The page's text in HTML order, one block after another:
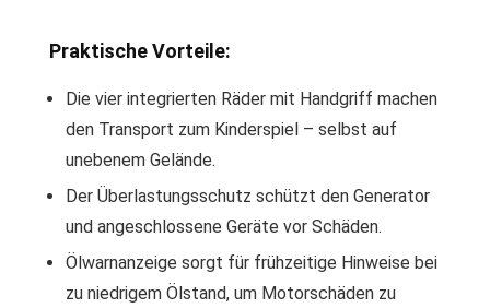
Praktische Vorteile:
Die vier integrierten Räder mit Handgriff machen
den Transport zum Kinderspiel – selbst auf
unebenem Gelände.
Der Überlastungsschutz schützt den Generator
und angeschlossene Geräte vor Schäden.
Ölwarnanzeige sorgt für frühzeitige Hinweise bei
zu niedrigem Ölstand, um Motorschäden zu